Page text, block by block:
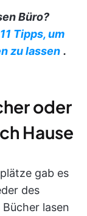
Büro?
11 Tipps, um
zu lassen .
oder
Hause
gab es
des
lasen